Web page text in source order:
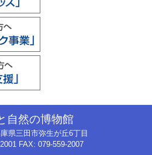
自然の博物館
県三田市弥生が丘6丁目
FAX: 079-559-2007